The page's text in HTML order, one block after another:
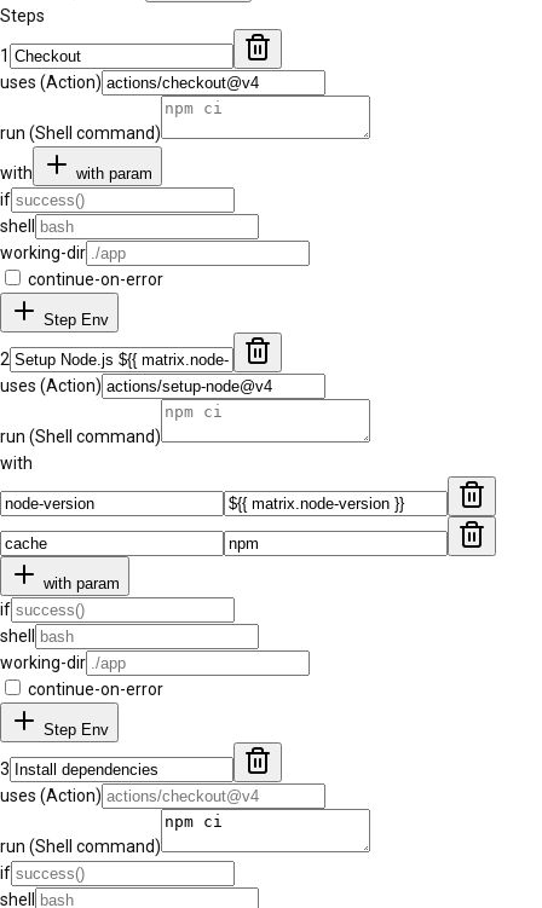
Steps
1
uses (Action)
run (Shell command)
with with param
if
shell
working-dir
continue-on-error
Step Env
2
uses (Action)
run (Shell command)
with
with param
if
shell
working-dir
continue-on-error
Step Env
3
uses (Action)
run (Shell command)
if
shell